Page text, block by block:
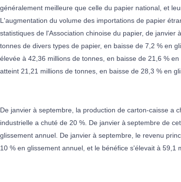
généralement meilleure que celle du papier national, et
L'augmentation du volume des importations de papier
statistiques de l'Association chinoise du papier, de
tonnes de divers types de papier, en baisse de 7,2 % en
élevée à 42,36 millions de tonnes, en baisse de 21,6 %
atteint 21,21 millions de tonnes, en baisse de 28,3 % en
De janvier à septembre, la production de carton-caisse a
industrielle a chuté de 20 %. De janvier à septembre de
glissement annuel. De janvier à septembre, le revenu
10 % en glissement annuel, et le bénéfice s'élevait à 59,1